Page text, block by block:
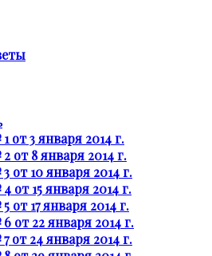
от 3 января 2014 г.
от 8 января 2014 г.
от 10 января 2014 г.
от 15 января 2014 г.
от 17 января 2014 г.
от 22 января 2014 г.
от 24 января 2014 г.